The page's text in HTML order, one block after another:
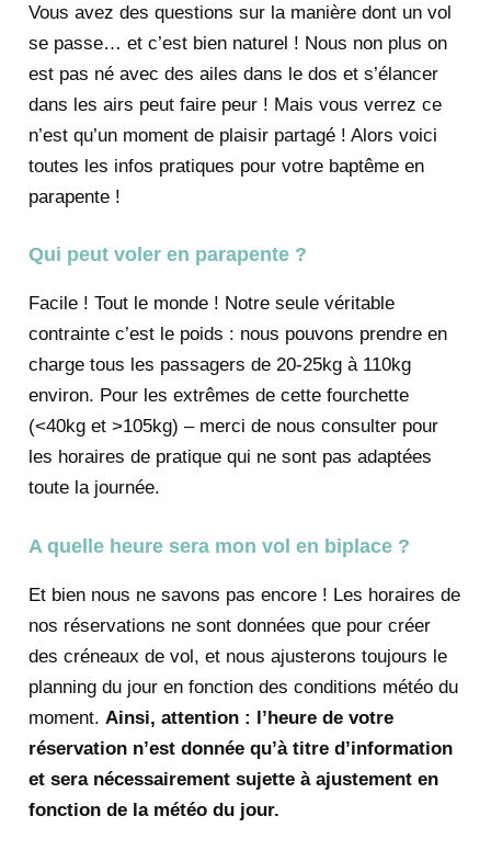
Vous avez des questions sur la manière dont un vol
se passe… et c’est bien naturel ! Nous non plus on
est pas né avec des ailes dans le dos et s’élancer
dans les airs peut faire peur ! Mais vous verrez ce
n’est qu’un moment de plaisir partagé ! Alors voici
toutes les infos pratiques pour votre baptême en
parapente !
Qui peut voler en parapente ?
Facile ! Tout le monde ! Notre seule véritable
contrainte c’est le poids : nous pouvons prendre en
charge tous les passagers de 20-25kg à 110kg
environ. Pour les extrêmes de cette fourchette
(<40kg et >105kg) – merci de nous consulter pour
les horaires de pratique qui ne sont pas adaptées
toute la journée.
A quelle heure sera mon vol en biplace ?
Et bien nous ne savons pas encore ! Les horaires de
nos réservations ne sont données que pour créer
des créneaux de vol, et nous ajusterons toujours le
planning du jour en fonction des conditions météo du
moment. Ainsi, attention : l’heure de votre
réservation n’est donnée qu’à titre d’information
et sera nécessairement sujette à ajustement en
fonction de la météo du jour.